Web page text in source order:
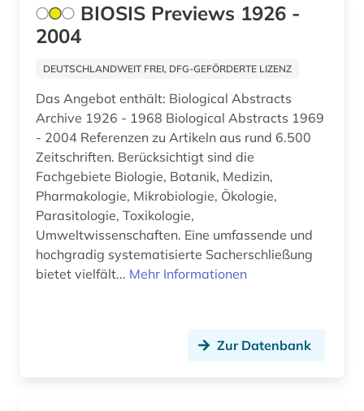
BIOSIS Previews 1926 -
2004
DEUTSCHLANDWEIT FREI, DFG-GEFÖRDERTE LIZENZ
Das Angebot enthält: Biological Abstracts
Archive 1926 - 1968 Biological Abstracts 1969
- 2004 Referenzen zu Artikeln aus rund 6.500
Zeitschriften. Berücksichtigt sind die
Fachgebiete Biologie, Botanik, Medizin,
Pharmakologie, Mikrobiologie, Ökologie,
Parasitologie, Toxikologie,
Umweltwissenschaften. Eine umfassende und
hochgradig systematisierte Sacherschließung
bietet vielfält... Mehr Informationen
Zur Datenbank